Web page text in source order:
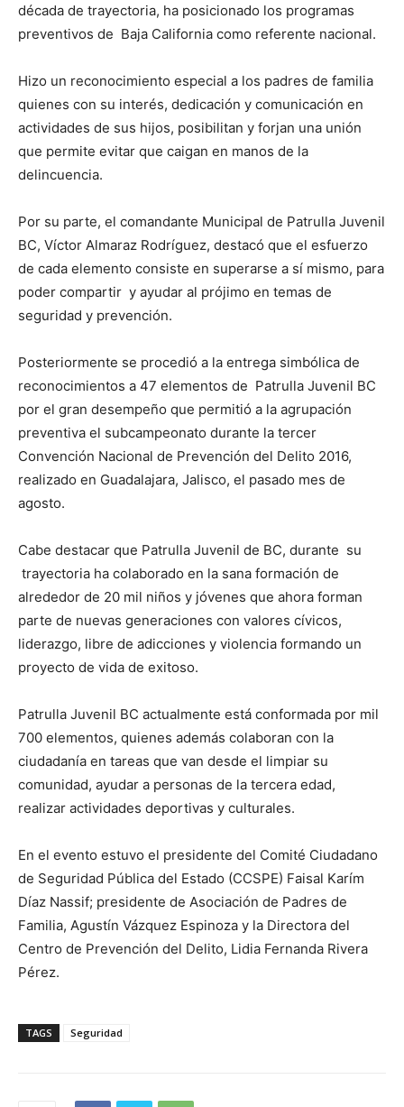
década de trayectoria, ha posicionado los programas
preventivos de Baja California como referente nacional.
Hizo un reconocimiento especial a los padres de familia
quienes con su interés, dedicación y comunicación en
actividades de sus hijos, posibilitan y forjan una unión
que permite evitar que caigan en manos de la
delincuencia.
Por su parte, el comandante Municipal de Patrulla Juvenil
BC, Víctor Almaraz Rodríguez, destacó que el esfuerzo
de cada elemento consiste en superarse a sí mismo, para
poder compartir y ayudar al prójimo en temas de
seguridad y prevención.
Posteriormente se procedió a la entrega simbólica de
reconocimientos a 47 elementos de Patrulla Juvenil BC
por el gran desempeño que permitió a la agrupación
preventiva el subcampeonato durante la tercer
Convención Nacional de Prevención del Delito 2016,
realizado en Guadalajara, Jalisco, el pasado mes de
agosto.
Cabe destacar que Patrulla Juvenil de BC, durante su
trayectoria ha colaborado en la sana formación de
alrededor de 20 mil niños y jóvenes que ahora forman
parte de nuevas generaciones con valores cívicos,
liderazgo, libre de adicciones y violencia formando un
proyecto de vida de exitoso.
Patrulla Juvenil BC actualmente está conformada por mil
700 elementos, quienes además colaboran con la
ciudadanía en tareas que van desde el limpiar su
comunidad, ayudar a personas de la tercera edad,
realizar actividades deportivas y culturales.
En el evento estuvo el presidente del Comité Ciudadano
de Seguridad Pública del Estado (CCSPE) Faisal Karím
Díaz Nassif; presidente de Asociación de Padres de
Familia, Agustín Vázquez Espinoza y la Directora del
Centro de Prevención del Delito, Lidia Fernanda Rivera
Pérez.
TAGS Seguridad